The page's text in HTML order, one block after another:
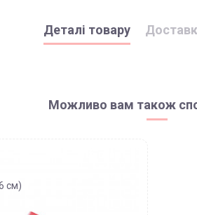
Деталі товару
повернення товарів (в т.ч.
матрасики, вкладиші, простинки та
Можливо вам також
см)